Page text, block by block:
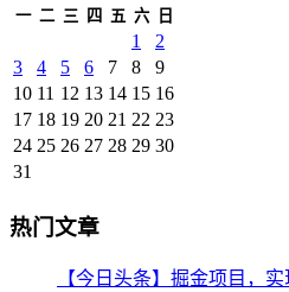
一 二 三 四 五 六 日
1
2
3
4 5 6 7 8
9
10 11 12 13 14 15 16
17 18 19 20 21 22 23
24 25 26 27 28 29 30
31
热门文章
【今日头条】掘金项目，